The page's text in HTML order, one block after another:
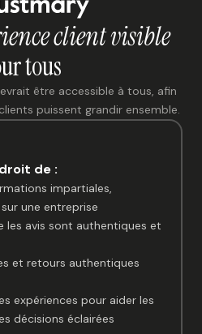
client visible
tous
être accessible à tous, afin
puissent grandir ensemble.
de :
impartiales,
une entreprise
les avis sont authentiques et
et retours authentiques
expériences pour aider les
décisions éclairées